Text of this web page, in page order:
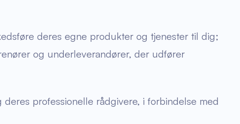
deres egne produkter og tjenester til dig;
og underleverandører, der udfører
professionelle rådgivere, i forbindelse med